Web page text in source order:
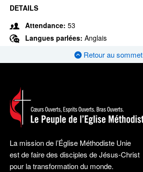
DETAILS
Attendance: 53
Langues parlées: Anglais
Retour au sommet
La mission de l’Église Méthodiste Unie
est de faire des disciples de Jésus-Christ
pour la transformation du monde.